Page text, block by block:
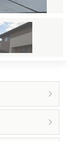
Facebook